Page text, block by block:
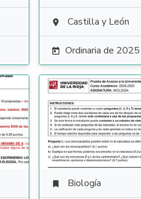
 Castilla y León
 Ordinaria de 2025
 Biología